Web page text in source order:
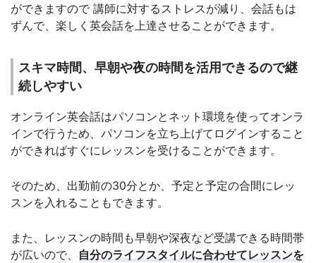
ができますので 講師に対するストレスが減り、会話もは
ずんで、楽しく英会話を上達させることができます。
スキマ時間、早朝や夜の時間を活用できるので継
続しやすい
オンライン英会話はパソコンとネット環境を使ってオンラ
インで行うため、パソコンを立ち上げてログインすること
ができればすぐにレッスンを受けることができます。
そのため、出勤前の30分とか、予定と予定の合間にレッ
スンを入れることもできます。
また、レッスンの時間も早朝や深夜など受講できる時間帯
が広いので、 自分のライフスタイルに合わせてレッスンを